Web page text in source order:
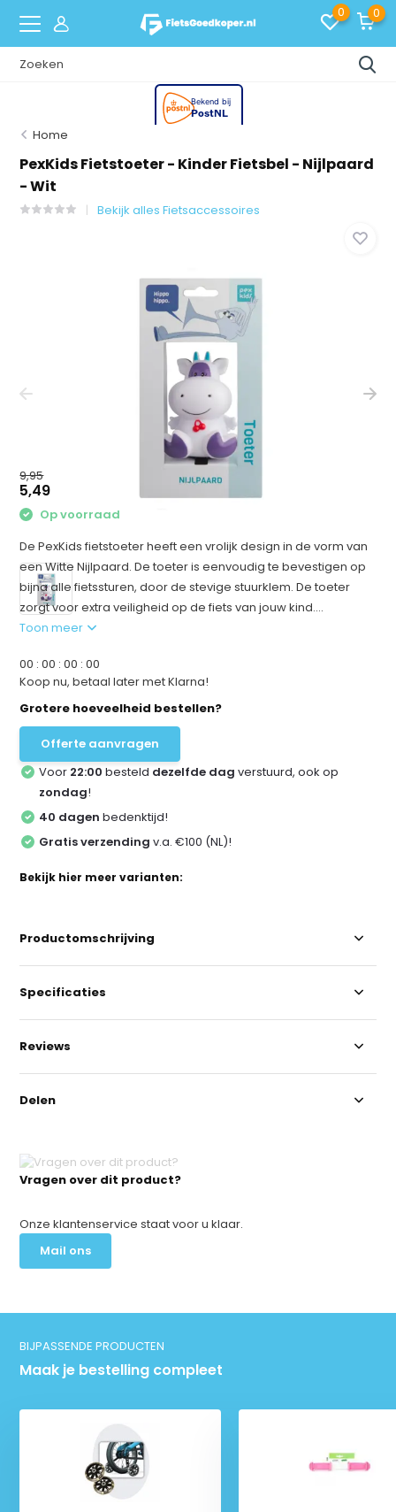
0 0
Home
PexKids Fietstoeter - Kinder Fietsbel - Nijlpaard
- Wit
Bekijk alles Fietsaccessoires
9,95
5,49
Op voorraad
De PexKids fietstoeter heeft een vrolijk design in de vorm van
een Witte Nijlpaard. De toeter is eenvoudig te bevestigen op
bijna alle fietssturen, door de stevige stuurklem. De toeter
zorgt voor extra veiligheid op de fiets van jouw kind....
Toon meer
00 :00 :00 :00
Koop nu, betaal later met Klarna!
Grotere hoeveelheid bestellen?
Offerte aanvragen
Voor 22:00 besteld dezelfde dag verstuurd, ook op
zondag!
40 dagen bedenktijd!
Gratis verzending v.a. €100 (NL)!
Bekijk hier meer varianten:
Vragen over dit product?
Onze klantenservice staat voor u klaar.
Mail ons
Productomschrijving
Specificaties
Reviews
Delen
BIJPASSENDE PRODUCTEN
Maak je bestelling compleet